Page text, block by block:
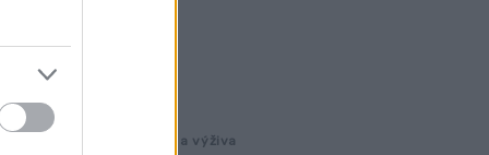
Trénink a výživa